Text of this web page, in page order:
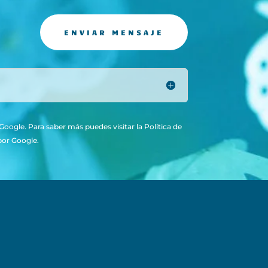
ENVIAR MENSAJE
Para saber más puedes visitar la Política de
Google.